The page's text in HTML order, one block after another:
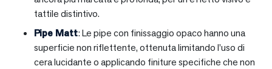
tattile distintivo.
Pipe Matt: Le pipe con finissaggio opaco hanno una
superficie non riflettente, ottenuta limitando l’uso di
cera lucidante o applicando finiture specifiche che non